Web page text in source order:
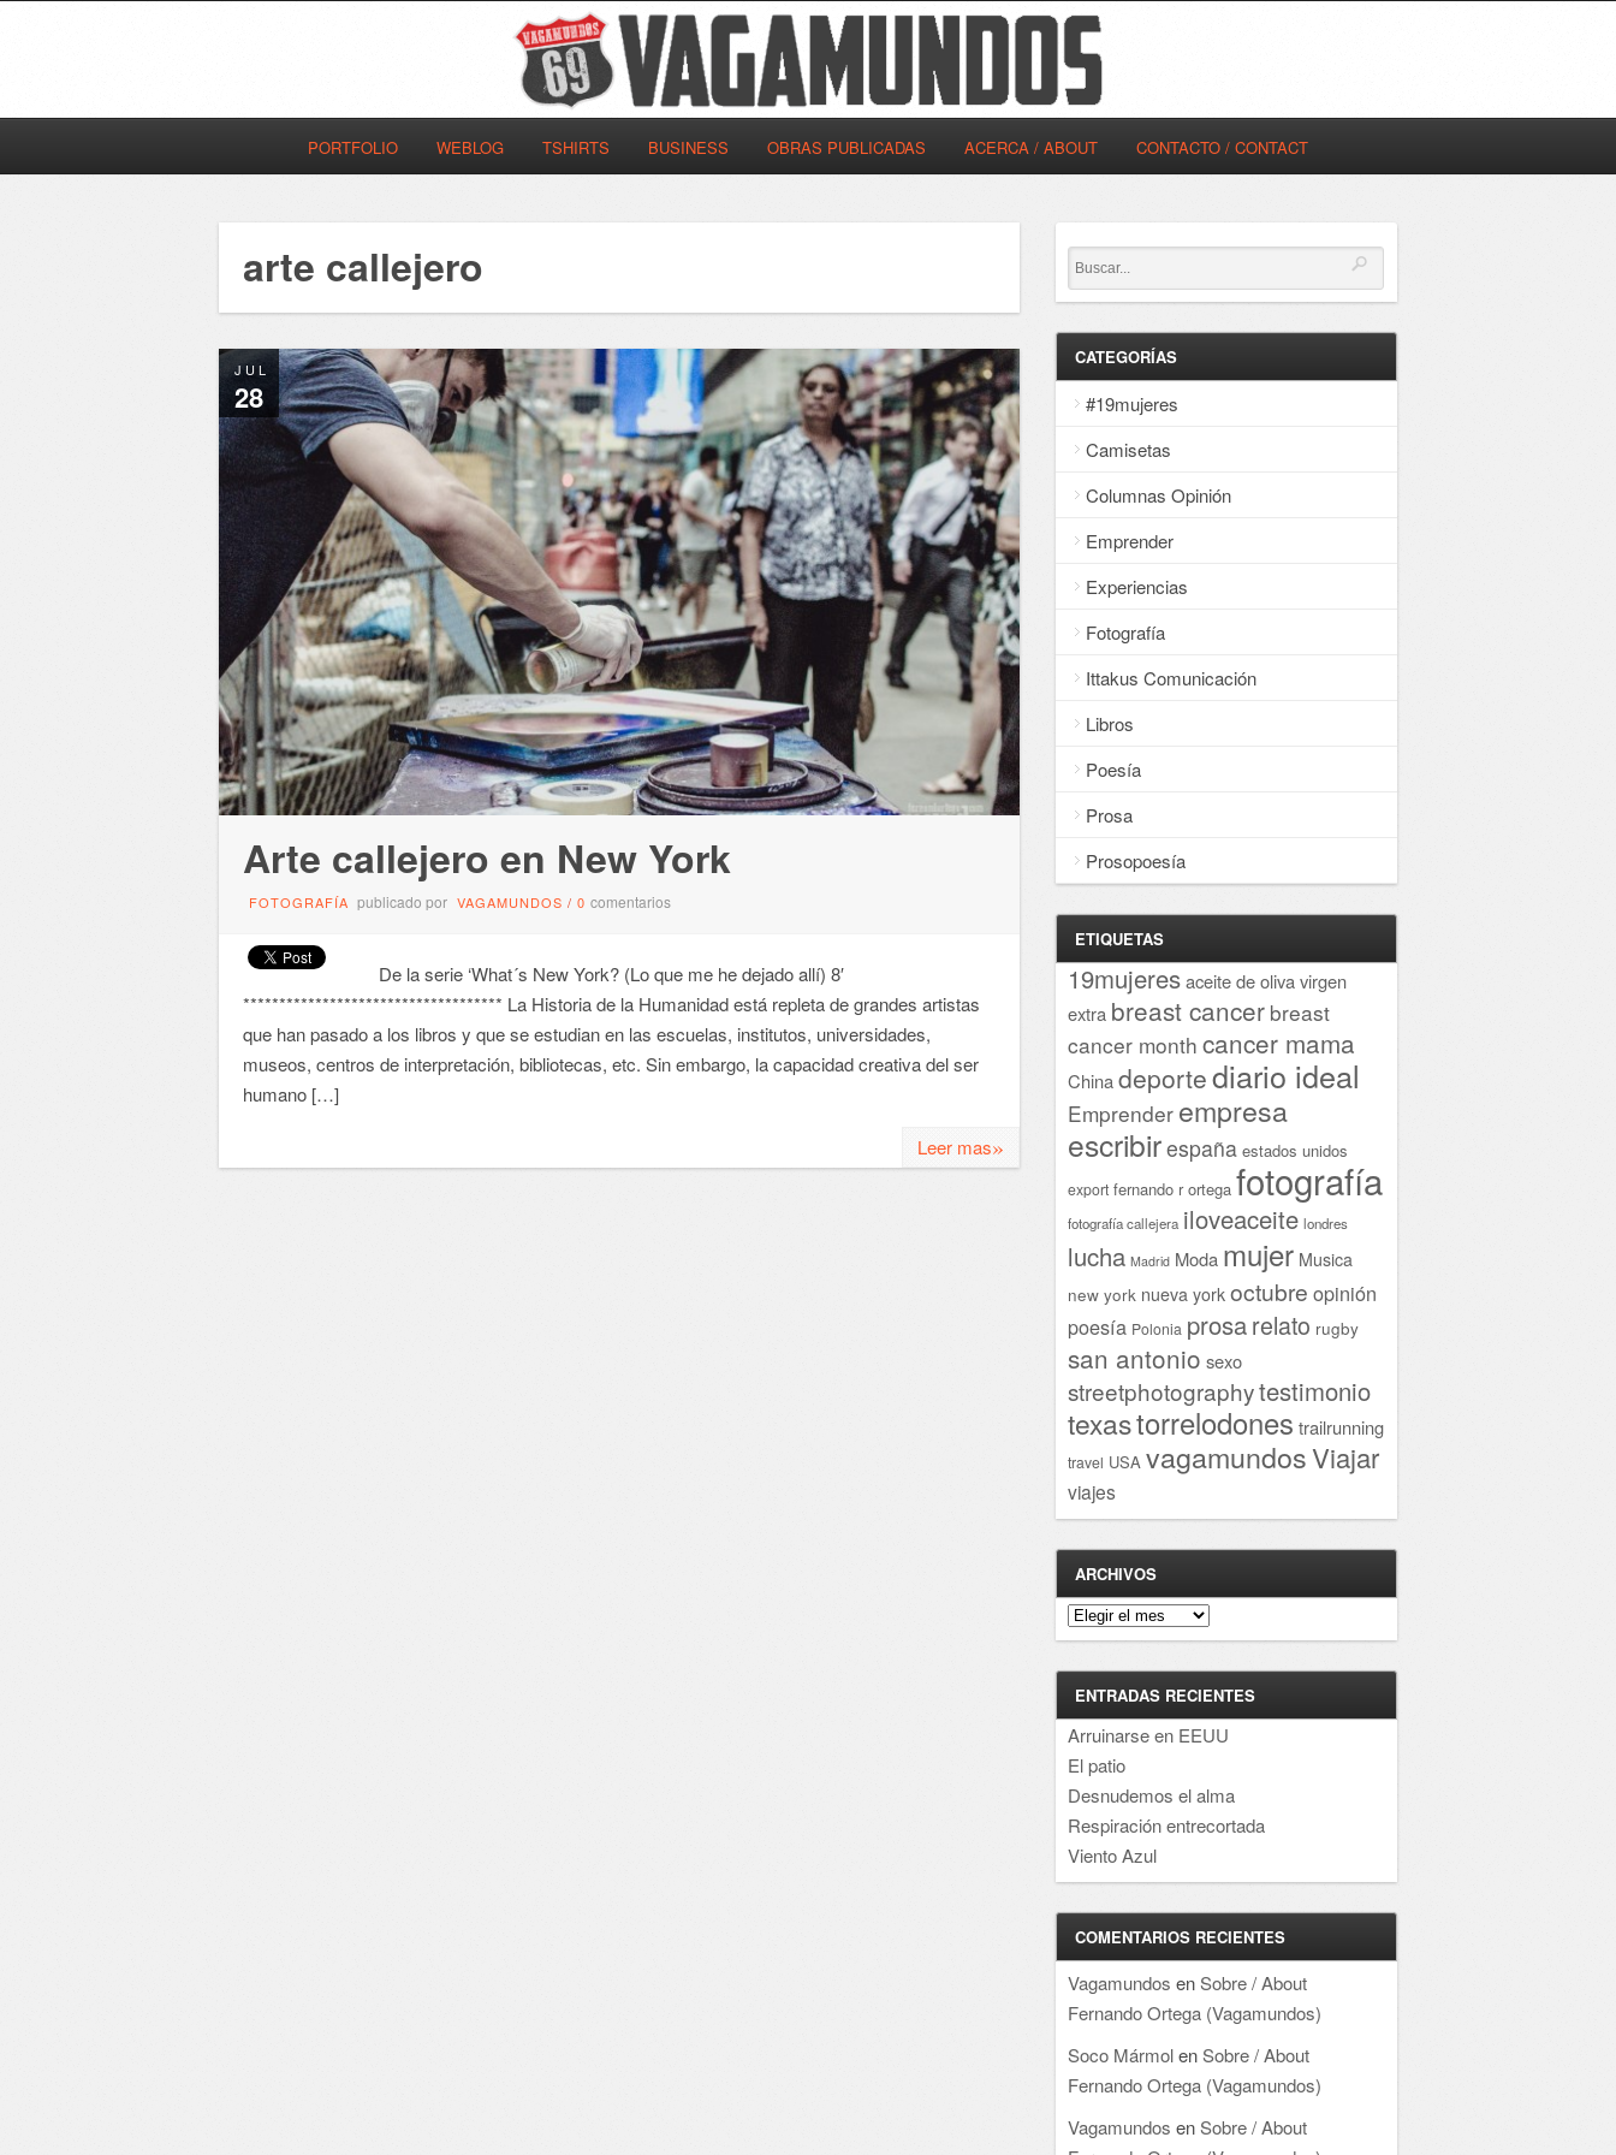
PORTFOLIO WEBLOG TSHIRTS BUSINESS OBRAS PUBLICADAS ACERCA / ABOUT CONTACTO / CONTACT
arte callejero
JUL
28
Arte callejero en New York
FOTOGRAFÍA publicado por VAGAMUNDOS / 0 comentarios
De la serie ‘What´s New York? (Lo que me he dejado allí) 8′
************************************ La Historia de la Humanidad está repleta de grandes artistas
que han pasado a los libros y que se estudian en las escuelas, institutos, universidades,
museos, centros de interpretación, bibliotecas, etc. Sin embargo, la capacidad creativa del ser
humano […]
Leer mas»
CATEGORÍAS
#19mujeres
Camisetas
Columnas Opinión
Emprender
Experiencias
Fotografía
Ittakus Comunicación
Libros
Poesía
Prosa
Prosopoesía
ETIQUETAS
19mujeresaceite de oliva virgen
extra breast cancer breast
cancer month cancer mama
Chinadeportediario ideal
Emprender empresa
escribirespaña estados unidos
export fernando r ortega fotografía
fotografía callejera iloveaceite londres
lucha Madrid Moda mujer Musica
new york nueva york octubre opinión
poesía Polonia prosarelato rugby
san antonio sexo
streetphotographytestimonio
texastorrelodones trailrunning
travel USA vagamundosViajar
viajes
ARCHIVOS
Archivos
ENTRADAS RECIENTES
Arruinarse en EEUU
El patio
Desnudemos el alma
Respiración entrecortada
Viento Azul
COMENTARIOS RECIENTES
Vagamundos enSobre / About
Fernando Ortega (Vagamundos)
Soco MármolenSobre / About
Fernando Ortega (Vagamundos)
Vagamundos enSobre / About